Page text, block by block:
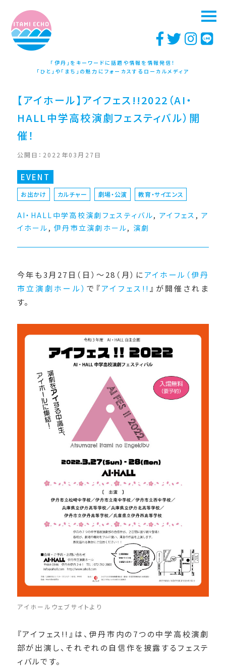
「伊丹」をキーワードに話題や情報を情報発信！
「ひと」や「まち」の魅力にフォーカスするローカルメディア
【アイホール】アイフェス!!2022（AI・
HALL中学高校演劇フェスティバル）開
催！
公開日：2022年03月27日
EVENT
お出かけ カルチャー 劇場・公演 教育・サイエンス
AI・HALL中学高校演劇フェスティバル, アイフェス ,ア
イホール ,伊丹市立演劇ホール, 演劇
今年も3月27日（日）～28（月）にアイホール（伊丹
市立演劇ホール）で『アイフェス!! 』が開催されま
す。
アイホールウェブサイトより
『アイフェス!!』は、伊丹市内の7つの中学高校演劇
部が出演し、それぞれの自信作を披露するフェステ
ィバルです。